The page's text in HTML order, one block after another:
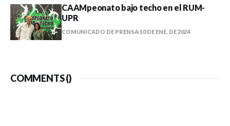
CAAMpeonato bajo techo en el RUM-
UPR
COMUNICADO DE PRENSA10 DE ENE. DE 2024
COMMENTS ()